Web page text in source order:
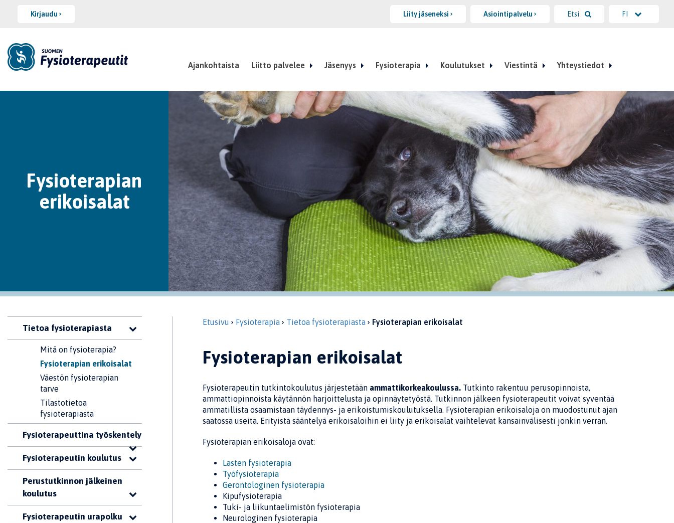
Kirjaudu Liity jäseneksi Asiointipalvelu Etsi FI
Ajankohtaista Liitto palvelee Jäsenyys Fysioterapia Koulutukset Viestintä Yhteystiedot
Fysioterapian
erikoisalat
Tietoa fysioterapiasta
Mitä on fysioterapia?
Fysioterapian erikoisalat
Väestön fysioterapian
tarve
Tilastotietoa
fysioterapiasta
Fysioterapeuttina työskentely
Fysioterapeutin koulutus
Perustutkinnon jälkeinen
koulutus
Fysioterapeutin urapolku
Etusivu Fysioterapia Tietoa fysioterapiasta Fysioterapian erikoisalat
Fysioterapian erikoisalat
Fysioterapeutin tutkintokoulutus järjestetään ammattikorkeakoulussa.Tutkinto rakentuu perusopinnoista,
ammattiopinnoista käytännön harjoittelusta ja opinnäytetyöstä. Tutkinnon jälkeen fysioterapeutit voivat syventää
ammatillista osaamistaan täydennys- ja erikoistumiskoulutuksella. Fysioterapian erikoisaloja on muodostunut ajan
saatossa useita. Erityistä sääntelyä erikoisaloihin ei liity ja erikoisalat vaihtelevat kansainvälisesti jonkin verran.
Fysioterapian erikoisaloja ovat:
Lasten fysioterapia
Työfysioterapia
Gerontologinen fysioterapia
Kipufysioterapia
Tuki- ja liikuntaelimistön fysioterapia
Neurologinen fysioterapia